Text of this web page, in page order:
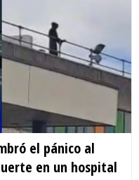
el pánico al
en un hospital